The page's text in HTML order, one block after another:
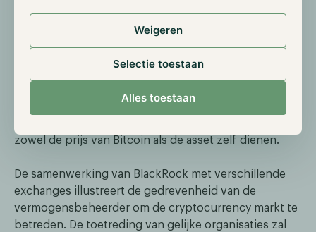
Weigeren
Selectie toestaan
Alles toestaan
samenwerking aangegaan met CF Benchmarks, een
zowel de prijs van Bitcoin als de asset zelf dienen.
De samenwerking van BlackRock met verschillende
exchanges illustreert de gedrevenheid van de
vermogensbeheerder om de cryptocurrency markt te
betreden. De toetreding van gelijke organisaties zal